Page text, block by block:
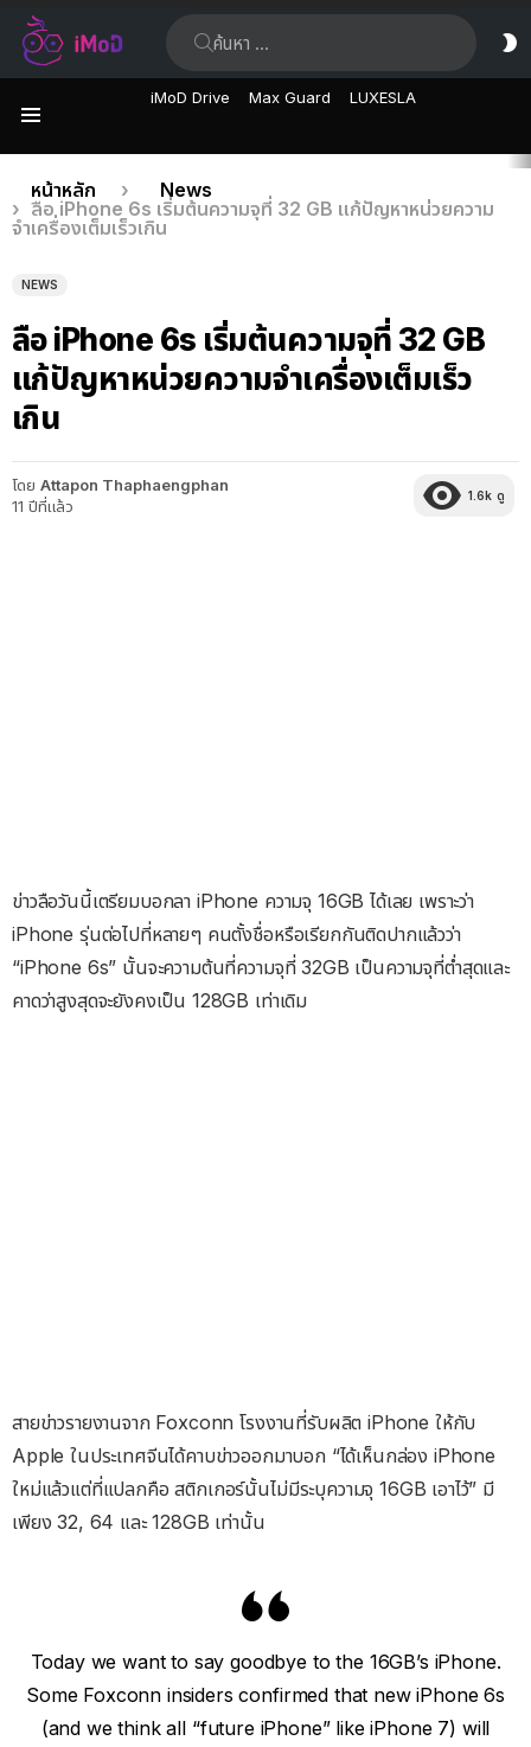
iMoD Drive Max Guard LUXESLA
เรื่อง
ล่าสุด
คุณอยู่ที่นี่:
หน้าหลัก
News
ลือ iPhone 6s เริ่มต้นความจุที่ 32 GB แก้ปัญหาหน่วยความ
จำเครื่องเต็มเร็วเกิน
NEWS
ลือ iPhone 6s เริ่มต้นความจุที่ 32 GB
แก้ปัญหาหน่วยความจำเครื่องเต็มเร็ว
เกิน
โดย Attapon Thaphaengphan
11 ปีที่แล้ว
1.6k ดู
ข่าวลือวันนี้เตรียมบอกลา iPhone ความจุ 16GB ได้เลย เพราะว่า
iPhone รุ่นต่อไปที่หลายๆ คนตั้งชื่อหรือเรียกกันติดปากแล้วว่า
“iPhone 6s” นั้นจะความต้นที่ความจุที่ 32GB เป็นความจุที่ต่ำสุดและ
คาดว่าสูงสุดจะยังคงเป็น 128GB เท่าเดิม
สายข่าวรายงานจาก Foxconn โรงงานที่รับผลิต iPhone ให้กับ
Apple ในประเทศจีนได้คาบข่าวออกมาบอก “ได้เห็นกล่อง iPhone
ใหม่แล้วแต่ที่แปลกคือ สติกเกอร์นั้นไม่มีระบุความจุ 16GB เอาไว้” มี
เพียง 32, 64 และ 128GB เท่านั้น
Today we want to say goodbye to the 16GB’s iPhone.
Some Foxconn insiders confirmed that new iPhone 6s
(and we think all “future iPhone” like iPhone 7) will